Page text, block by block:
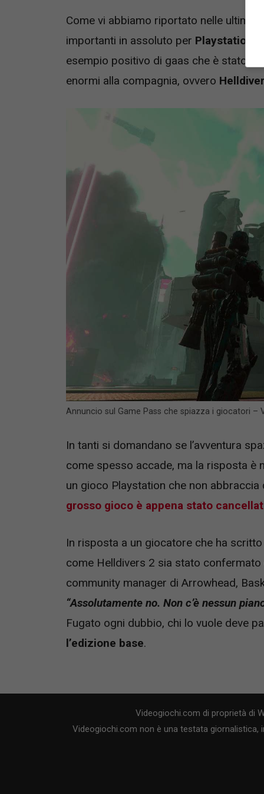
Come vi abbiamo riportato nelle ultime
importanti in assoluto per Playstation
esempio positivo di gaas che è stato
enormi alla compagnia, ovvero
Annuncio sul Game Pass che spiazza i giocatori –
In tanti si domandano se l’avventura
come spesso accade, ma la risposta è
un gioco Playstation che non
grosso gioco è appena stato
In risposta a un giocatore che ha
come Helldivers 2 sia stato
community manager di Arrowhead,
“Assolutamente no. Non c’è nessun
Fugato ogni dubbio, chi lo vuole deve
l’edizione base.
Videogiochi.com di proprietà di
Videogiochi.com non è una testata giornalistica,